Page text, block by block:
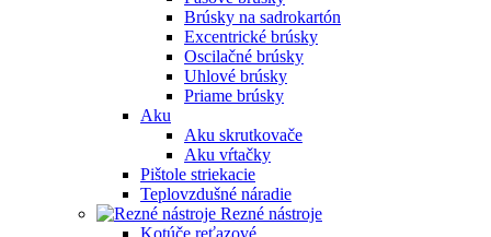
Brúsky na sadrokartón
Excentrické brúsky
Oscilačné brúsky
Uhlové brúsky
Priame brúsky
Aku
Aku skrutkovače
Aku vŕtačky
Pištole striekacie
Teplovzdušné náradie
Rezné nástroje
Kotúče reťazové